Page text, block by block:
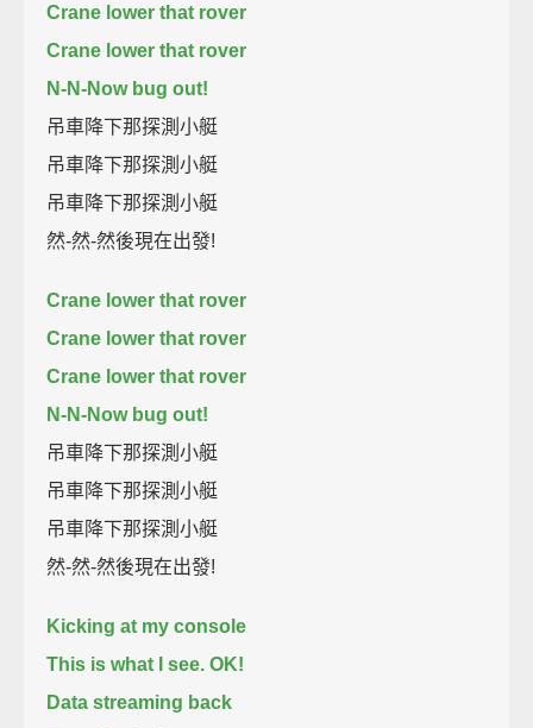
Crane lower that rover
Crane lower that rover
N-N-Now bug out!
吊車降下那探測小艇
吊車降下那探測小艇
吊車降下那探測小艇
然-然-然後現在出發!
Crane lower that rover
Crane lower that rover
Crane lower that rover
N-N-Now bug out!
吊車降下那探測小艇
吊車降下那探測小艇
吊車降下那探測小艇
然-然-然後現在出發!
Kicking at my console
This is what I see. OK!
Data streaming back